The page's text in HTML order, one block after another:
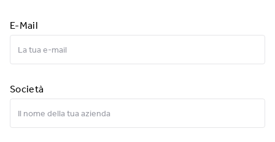
E-Mail
Società